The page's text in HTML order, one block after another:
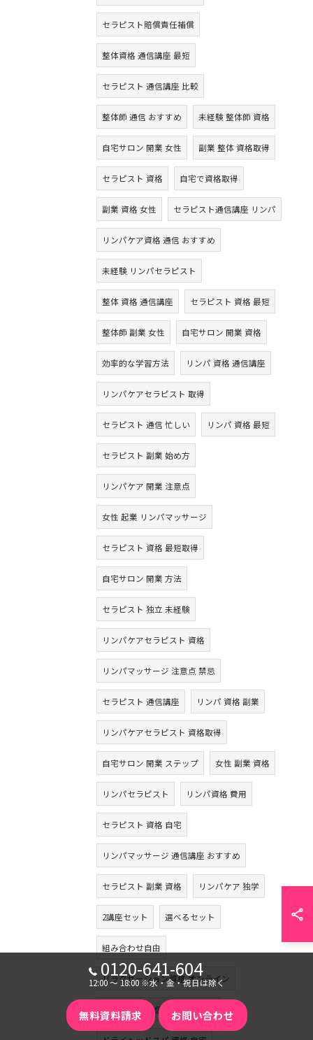
セラピスト賠償責任補償
整体資格 通信講座 最短
セラピスト 通信講座 比較
整体師 通信 おすすめ 未経験 整体師 資格
自宅サロン 開業 女性 副業 整体 資格取得
セラピスト 資格 自宅で資格取得
副業 資格 女性 セラピスト通信講座 リンパ
リンパケア資格 通信 おすすめ
未経験 リンパセラピスト
整体 資格 通信講座 セラピスト 資格 最短
整体師 副業 女性 自宅サロン 開業 資格
効率的な学習方法 リンパ 資格 通信講座
リンパケアセラピスト 取得
セラピスト 通信 忙しい リンパ 資格 最短
セラピスト 副業 始め方
リンパケア 開業 注意点
女性 起業 リンパマッサージ
セラピスト 資格 最短取得
自宅サロン 開業 方法
セラピスト 独立 未経験
リンパケアセラピスト 資格
リンパマッサージ 注意点 禁忌
セラピスト 通信講座 リンパ 資格 副業
リンパケアセラピスト 資格取得
自宅サロン 開業 ステップ 女性 副業 資格
リンパセラピスト リンパ資格 費用
セラピスト 資格 自宅
リンパマッサージ 通信講座 おすすめ
セラピスト 副業 資格 リンパケア 独学
2講座セット 選べるセット
組み合わせ自由
リラクゼーション資格 オンライン
マッサージ 通信講座 おすすめ
0120-641-604
12:00 〜 18:00 ※水・金・祝日は除く
無料資料請求 お問い合わせ